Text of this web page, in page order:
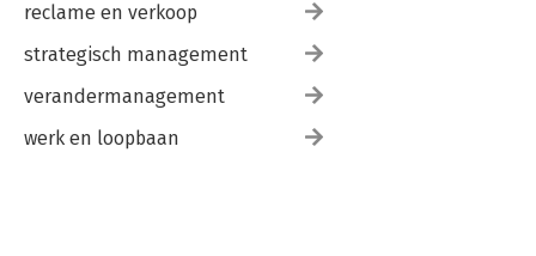
reclame en verkoop
strategisch management
verandermanagement
werk en loopbaan